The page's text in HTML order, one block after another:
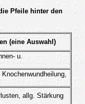
Pfeile hinter den
(eine Auswahl)
u.
allg. Stärkung